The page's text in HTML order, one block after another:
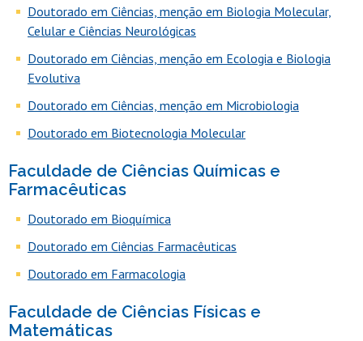
Doutorado em Ciências, menção em Biologia Molecular,
Celular e Ciências Neurológicas
Doutorado em Ciências, menção em Ecologia e Biologia
Evolutiva
Doutorado em Ciências, menção em Microbiologia
Doutorado em Biotecnologia Molecular
Faculdade de Ciências Químicas e
Farmacêuticas
Doutorado em Bioquímica
Doutorado em Ciências Farmacêuticas
Doutorado em Farmacologia
Faculdade de Ciências Físicas e
Matemáticas